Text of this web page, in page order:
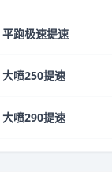
平跑极速提速
大喷250提速
大喷290提速